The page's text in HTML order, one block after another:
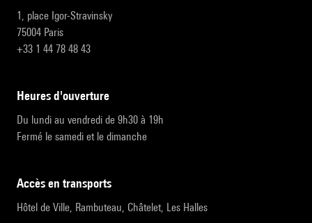
1, place Igor-Stravinsky
75004 Paris
+33 1 44 78 48 43
heures d'ouverture
Du lundi au vendredi de 9h30 à 19h
Fermé le samedi et le dimanche
accès en transports
Hôtel de Ville, Rambuteau, Châtelet, Les Halles